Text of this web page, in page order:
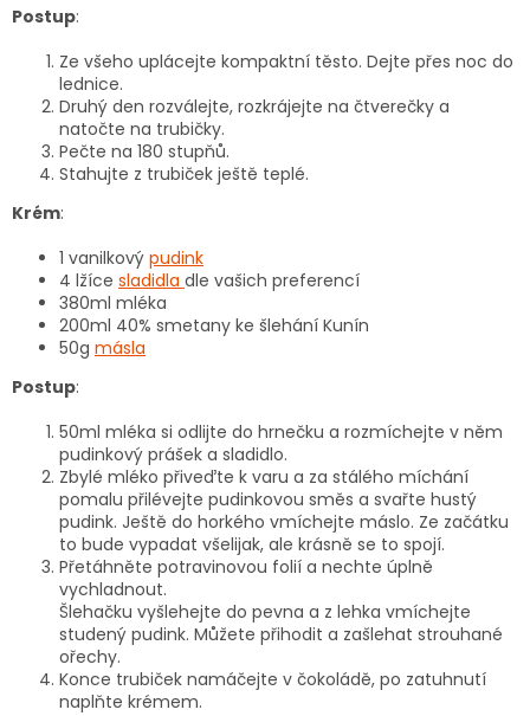
Postup:
Ze všeho uplácejte kompaktní těsto. Dejte přes noc do
lednice.
Druhý den rozválejte, rozkrájejte na čtverečky a
natočte na trubičky.
Pečte na 180 stupňů.
Stahujte z trubiček ještě teplé.
Krém:
1 vanilkový pudink
4 lžíce sladidla dle vašich preferencí
380ml mléka
200ml 40% smetany ke šlehání Kunín
50g másla
Postup:
50ml mléka si odlijte do hrnečku a rozmíchejte v něm
pudinkový prášek a sladidlo.
Zbylé mléko přiveďte k varu a za stálého míchání
pomalu přilévejte pudinkovou směs a svařte hustý
pudink. Ještě do horkého vmíchejte máslo. Ze začátku
to bude vypadat všelijak, ale krásně se to spojí.
Přetáhněte potravinovou folií a nechte úplně
vychladnout.
Šlehačku vyšlehejte do pevna a z lehka vmíchejte
studený pudink. Můžete přihodit a zašlehat strouhané
ořechy.
Konce trubiček namáčejte v čokoládě, po zatuhnutí
naplňte krémem.